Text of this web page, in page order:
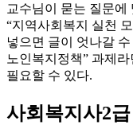
교수님이 묻는 질문에
“지역사회복지 실천
넣으면 글이 엇나갈
노인복지정책” 과제
필요할 수 있다.
사회복지사2